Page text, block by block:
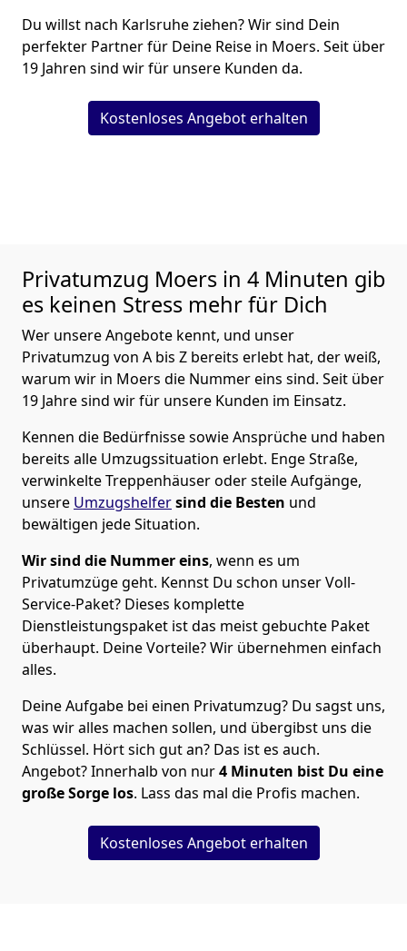
Du willst nach Karlsruhe ziehen? Wir sind Dein
perfekter Partner für Deine Reise in Moers. Seit über
19 Jahren sind wir für unsere Kunden da.
Kostenloses Angebot erhalten
Privatumzug Moers in 4 Minuten gib
es keinen Stress mehr für Dich
Wer unsere Angebote kennt, und unser
Privatumzug von A bis Z bereits erlebt hat, der weiß,
warum wir in Moers die Nummer eins sind. Seit über
19 Jahre sind wir für unsere Kunden im Einsatz.
Kennen die Bedürfnisse sowie Ansprüche und haben
bereits alle Umzugssituation erlebt. Enge Straße,
verwinkelte Treppenhäuser oder steile Aufgänge,
unsere Umzugshelfersind die Besten und
bewältigen jede Situation.
Wir sind die Nummer eins, wenn es um
Privatumzüge geht. Kennst Du schon unser Voll-
Service-Paket? Dieses komplette
Dienstleistungspaket ist das meist gebuchte Paket
überhaupt. Deine Vorteile? Wir übernehmen einfach
alles.
Deine Aufgabe bei einen Privatumzug? Du sagst uns,
was wir alles machen sollen, und übergibst uns die
Schlüssel. Hört sich gut an? Das ist es auch.
Angebot? Innerhalb von nur4 Minuten bist Du eine
große Sorge los. Lass das mal die Profis machen.
Kostenloses Angebot erhalten